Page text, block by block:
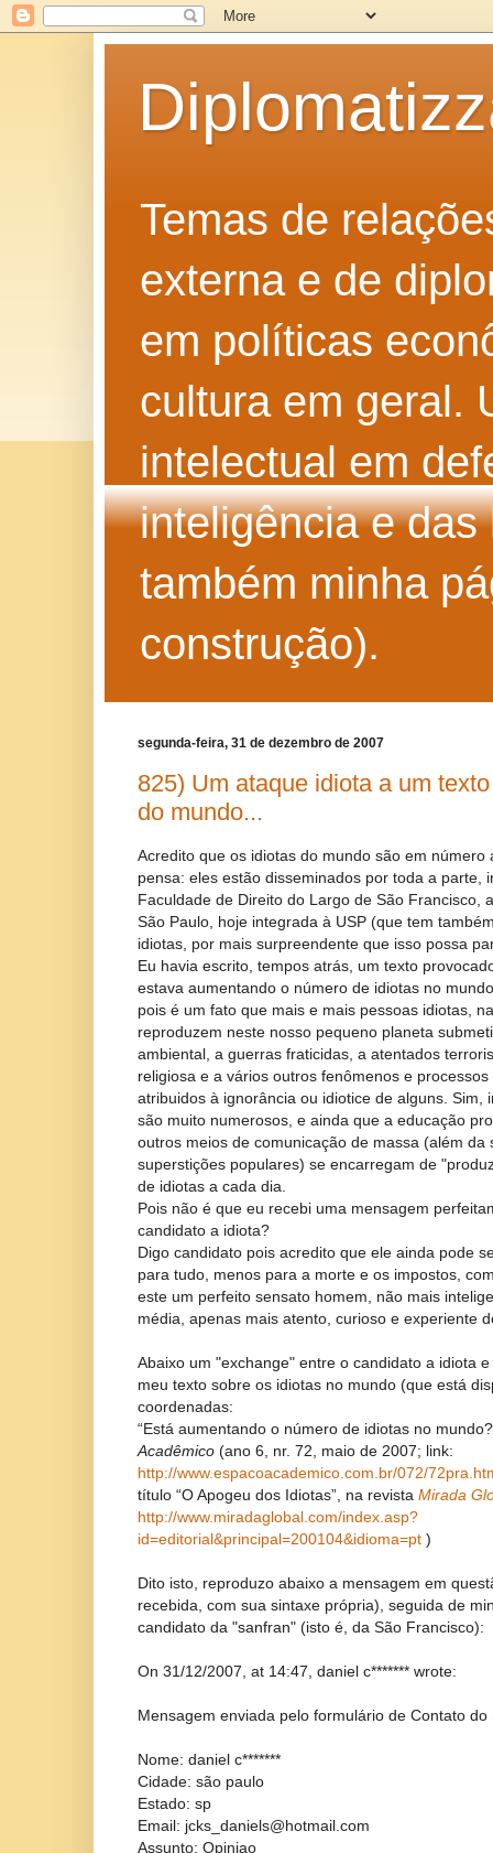
Temas de
externa e de
em políticas
cultura em geral.
intelectual em
inteligência e
também minha
construção).
segunda-feira, 31 de dezembro de 2007
825) Um ataque idiota a um
do mundo...
Acredito que os idiotas do mundo são em número
pensa: eles estão disseminados por toda a parte,
Faculdade de Direito do Largo de São Francisco,
São Paulo, hoje integrada à USP (que tem
idiotas, por mais surpreendente que isso possa
Eu havia escrito, tempos atrás, um texto
estava aumentando o número de idiotas no
pois é um fato que mais e mais pessoas idiotas,
reproduzem neste nosso pequeno planeta
ambiental, a guerras fraticidas, a atentados
religiosa e a vários outros fenômenos e
atribuidos à ignorância ou idiotice de alguns. Sim,
são muito numerosos, e ainda que a educação
outros meios de comunicação de massa (além da
superstições populares) se encarregam de
de idiotas a cada dia.
Pois não é que eu recebi uma mensagem
candidato a idiota?
Digo candidato pois acredito que ele ainda pode
para tudo, menos para a morte e os impostos,
este um perfeito sensato homem, não mais
média, apenas mais atento, curioso e experiente
Abaixo um "exchange" entre o candidato a idiota
meu texto sobre os idiotas no mundo (que está
coordenadas:
“Está aumentando o número de idiotas no
Acadêmico (ano 6, nr. 72, maio de 2007; link:
http://www.espacoacademico.com.br/072/
título “O Apogeu dos Idiotas”, na revista Mirada
http://www.miradaglobal.com/index.asp?
id=editorial&principal=200104&idioma=pt )
Dito isto, reproduzo abaixo a mensagem em
recebida, com sua sintaxe própria), seguida de
candidato da "sanfran" (isto é, da São Francisco):
On 31/12/2007, at 14:47, daniel c******* wrote:
Mensagem enviada pelo formulário de Contato do
Nome: daniel c*******
Cidade: são paulo
Estado: sp
Email: jcks_daniels@hotmail.com
Assunto: Opiniao